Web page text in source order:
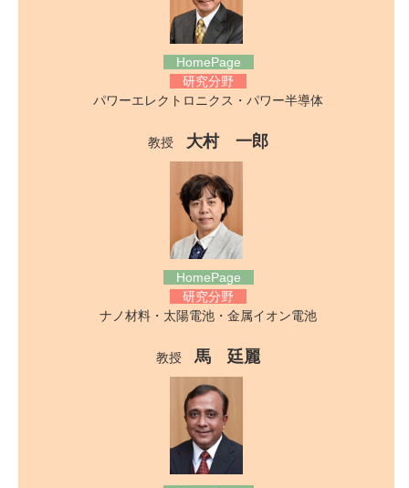
HomePage
研究分野
パワーエレクトロニクス・パワー半導体
教授 大村 一郎
HomePage
研究分野
ナノ材料・太陽電池・金属イオン電池
教授 馬 廷麗